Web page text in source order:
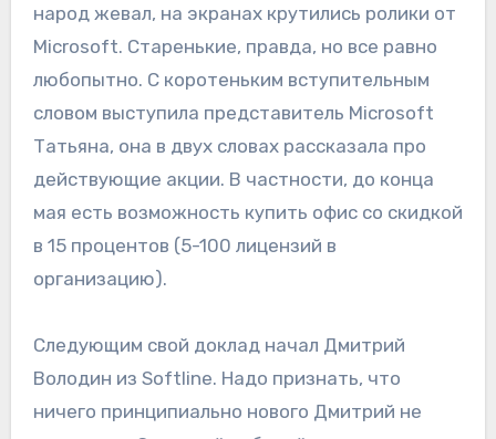
народ жевал, на экранах крутились ролики от
Microsoft. Старенькие, правда, но все равно
любопытно. С коротеньким вступительным
словом выступила представитель Microsoft
Татьяна, она в двух словах рассказала про
действующие акции. В частности, до конца
мая есть возможность купить офис со скидкой
в 15 процентов (5-100 лицензий в
организацию).
Следующим свой доклад начал Дмитрий
Володин из Softline. Надо признать, что
ничего принципиально нового Дмитрий не